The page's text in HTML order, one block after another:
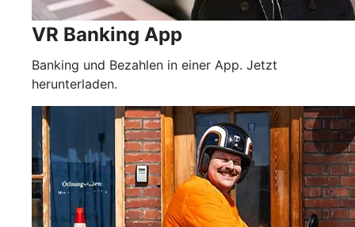
VR Banking App
Banking und Bezahlen in einer App. Jetzt
herunterladen.